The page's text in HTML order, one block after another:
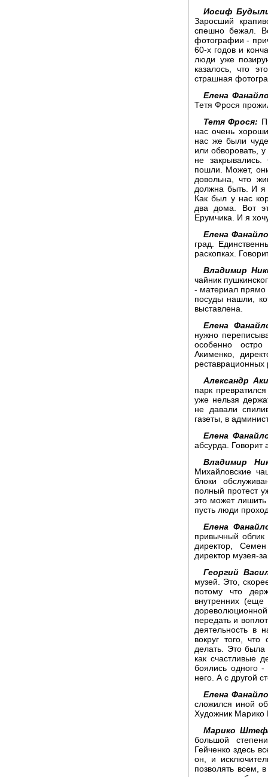
Иосиф
Заросший
спешно бежал.
фотографии -
60-х годов и
люди уже
казалось, что
страшная
Елена
Тетя Фрося
Тетя Фрося:
нас очень
нас же были
или обворовать,
не
пошли. Может,
довольна, что
должна быть. И я
Как был у нас
два дома. Вот
Ерумчика. И я
Елена
град.
раскопках.
Владимир
чайник
- материал прямо
посуды нашли,
выставлена.
Елена
нужно
особенно
Акименко,
реставрационных
Александр
парк
уже нельзя
не давали
газеты, в
Елена
абсурда. Говорит
Владимир
Михайловские
блоки
полный протест
это может
пусть люди
Елена
привычный
директор,
директор музея-
Георгий
музей. Это,
потому что
внутренних
передать и
деятельность
вокруг того, что
делать. Это
как счастливые
боялись одного -
него. А с другой
Елена
сложился иной
Художник
Марико
большой
Гейченко здесь
он, и
позволять всем,